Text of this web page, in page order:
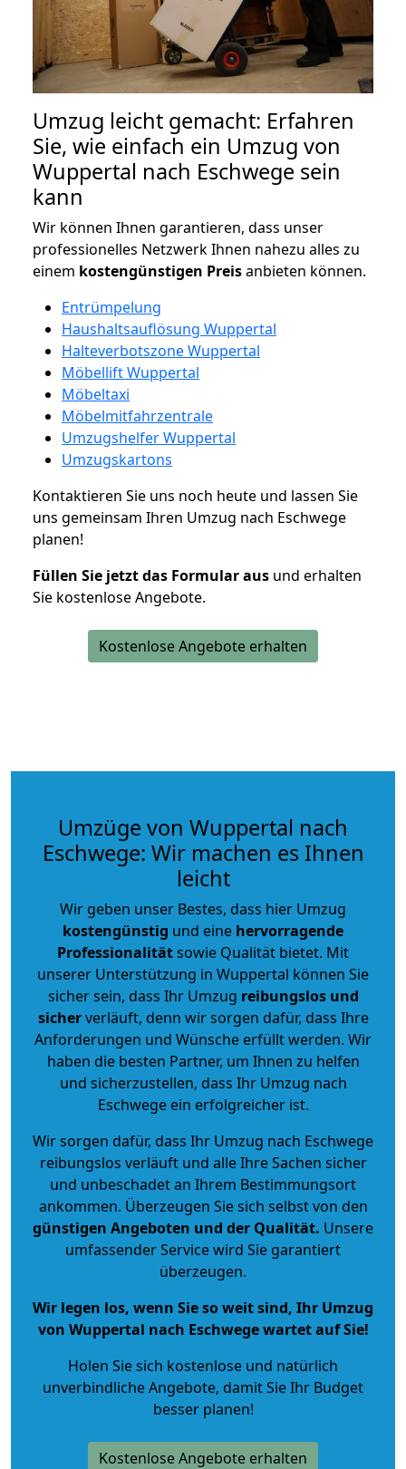
Umzug leicht gemacht: Erfahren
Sie, wie einfach ein Umzug von
Wuppertal nach Eschwege sein
kann
Wir können Ihnen garantieren, dass unser
professionelles Netzwerk Ihnen nahezu alles zu
einem kostengünstigen Preisanbieten können.
Entrümpelung
Haushaltsauflösung Wuppertal
Halteverbotszone Wuppertal
Möbellift Wuppertal
Möbeltaxi
Möbelmitfahrzentrale
Umzugshelfer Wuppertal
Umzugskartons
Kontaktieren Sie uns noch heute und lassen Sie
uns gemeinsam Ihren Umzug nach Eschwege
planen!
Füllen Sie jetzt das Formular aus und erhalten
Sie kostenlose Angebote.
Kostenlose Angebote erhalten
Umzüge von Wuppertal nach
Eschwege: Wir machen es Ihnen
leicht
Wir geben unser Bestes, dass hier Umzug
kostengünstig und eine hervorragende
Professionalitätsowie Qualität bietet. Mit
unserer Unterstützung in Wuppertal können Sie
sicher sein, dass Ihr Umzug reibungslos und
sicherverläuft, denn wir sorgen dafür, dass Ihre
Anforderungen und Wünsche erfüllt werden. Wir
haben die besten Partner, um Ihnen zu helfen
und sicherzustellen, dass Ihr Umzug nach
Eschwege ein erfolgreicher ist.
Wir sorgen dafür, dass Ihr Umzug nach Eschwege
reibungslos verläuft und alle Ihre Sachen sicher
und unbeschadet an Ihrem Bestimmungsort
ankommen. Überzeugen Sie sich selbst von den
günstigen Angeboten und der Qualität. Unsere
umfassender Service wird Sie garantiert
überzeugen.
Wir legen los, wenn Sie so weit sind, Ihr Umzug
von Wuppertal nach Eschwege wartet auf Sie!
Holen Sie sich kostenlose und natürlich
unverbindliche Angebote, damit Sie Ihr Budget
besser planen!
Kostenlose Angebote erhalten